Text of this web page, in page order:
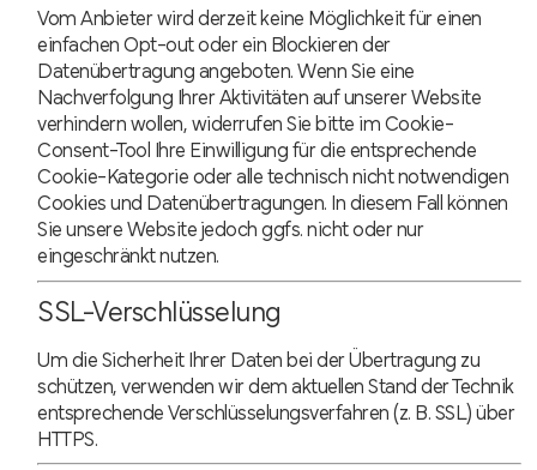
Vom Anbieter wird derzeit keine Möglichkeit für einen
einfachen Opt-out oder ein Blockieren der
Datenübertragung angeboten. Wenn Sie eine
Nachverfolgung Ihrer Aktivitäten auf unserer Website
verhindern wollen, widerrufen Sie bitte im Cookie-
Consent-Tool Ihre Einwilligung für die entsprechende
Cookie-Kategorie oder alle technisch nicht notwendigen
Cookies und Datenübertragungen. In diesem Fall können
Sie unsere Website jedoch ggfs. nicht oder nur
eingeschränkt nutzen.
SSL-Verschlüsselung
Um die Sicherheit Ihrer Daten bei der Übertragung zu
schützen, verwenden wir dem aktuellen Stand der Technik
entsprechende Verschlüsselungsverfahren (z. B. SSL) über
HTTPS.